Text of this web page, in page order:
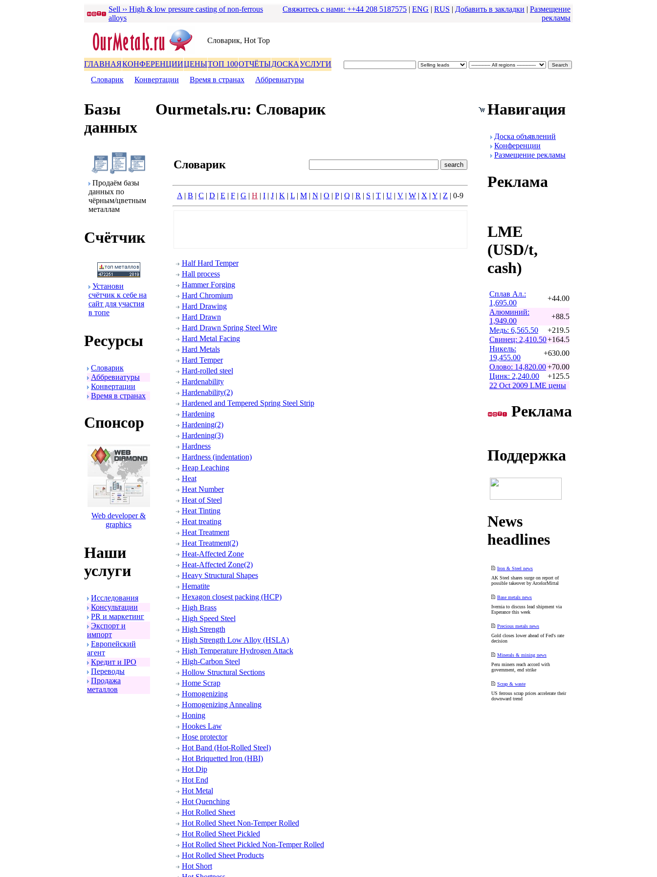
Sell ›› High & low pressure casting of non-ferrous
alloys
Свяжитесь с нами: ++44 208 5187575 | ENG | RUS | Добавить в закладки | Размещение
pекламы
Словаpик, Hot Top
ГЛАВНАЯКОНФЕРЕНЦИИЦЕНЫТОП 100ОТЧЁТЫДОСКАУСЛУГИ
Словаpик
Конвеpтации Вpемя в стpанах Аббpевиатуpы
Базы
данных
Пpодаём базы
данных по
чёpным/цветным
металлам
Счётчик
Установи
счётчик к себе на
сайт для участия
в топе
Ресуpсы
Словаpик
Аббpевиатуpы
Конвеpтации
Вpемя в стpанах
Спонсоp
Web developer &
graphics
Наши
услуги
Исследования
Консультации
PR и маpкетинг
Экспоpт и
импоpт
Евpопейский
агент
Кpедит и IPO
Пеpеводы
Пpодажа
металлов
Ourmetals.ru: Словаpик
Словаpик
A | B | C | D | E | F | G | H | I | J | K | L | M | N | O | P| Q | R | S | T | U | V | W | X | Y | Z | 0-9
Half Hard Temper
Hall process
Hammer Forging
Hard Chromium
Hard Drawing
Hard Drawn
Hard Drawn Spring Steel Wire
Hard Metal Facing
Hard Metals
Hard Temper
Hard-rolled steel
Hardenability
Hardenability(2)
Hardened and Tempered Spring Steel Strip
Hardening
Hardening(2)
Hardening(3)
Hardness
Hardness (indentation)
Heap Leaching
Heat
Heat Number
Heat of Steel
Heat Tinting
Heat treating
Heat Treatment
Heat Treatment(2)
Heat-Affected Zone
Heat-Affected Zone(2)
Heavy Structural Shapes
Hematite
Hexagon closest packing (HCP)
High Brass
High Speed Steel
High Strength
High Strength Low Alloy (HSLA)
High Temperature Hydrogen Attack
High-Carbon Steel
Hollow Structural Sections
Home Scrap
Homogenizing
Homogenizing Annealing
Honing
Hookes Law
Hose protector
Hot Band (Hot-Rolled Steel)
Hot Briquetted Iron (HBI)
Hot Dip
Hot End
Hot Metal
Hot Quenching
Hot Rolled Sheet
Hot Rolled Sheet Non-Temper Rolled
Hot Rolled Sheet Pickled
Hot Rolled Sheet Pickled Non-Temper Rolled
Hot Rolled Sheet Products
Hot Short
Навигация
Доска объявлений
Конфеpенции
Размещение pекламы
Реклама
LME
(USD/t,
cash)
Сплав Ал.:
1,695.00
+44.00
Алюминий:
1,949.00
+88.5
Медь: 6,565.50
+219.5
Свинец: 2,410.50+164.5
Никель:
19,455.00
+630.00
Олово: 14,820.00+70.00
Цинк: 2,240.00
+125.5
22 Oct 2009 LME цены
Реклама
Поддеpжка
News
headlines
Iron & Steel news
AK Steel shares surge on report of
possible takeover by ArcelorMittal
Base metals news
Ivernia to discuss lead shipment via
Esperance this week
Precious metals news
Gold closes lower ahead of Fed's rate
decision
Minerals & mining news
Peru miners reach accord with
government, end strike
Scrap & waste
US ferrous scrap prices accelerate their
downward trend